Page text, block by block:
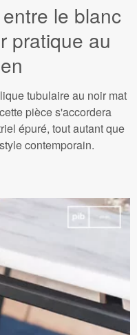
le blanc
pratique au
tubulaire au noir mat
pièce s'accordera
épuré, tout autant que
contemporain.